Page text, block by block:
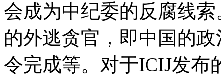
会成为中纪委的反腐线
的外逃贪官，即中国的
令完成等。对于ICIJ发布